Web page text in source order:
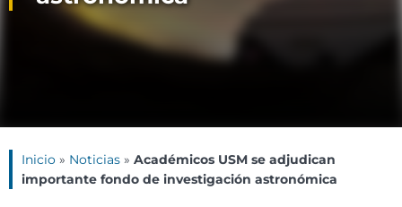
Inicio » Noticias » Académicos USM se adjudican
importante fondo de investigación astronómica